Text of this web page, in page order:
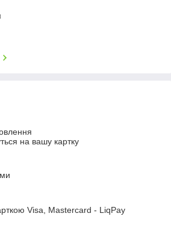
на вашу картку
Visa, Mastercard - LiqPay